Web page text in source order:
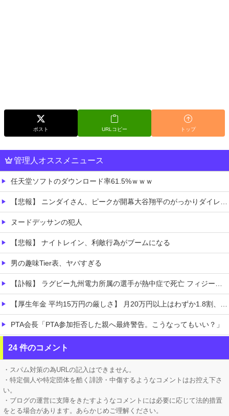
ポスト URLコピー トップ
管理人オススメニュース
任天堂ソフトのダウンロード率61.5%ｗｗｗ
【悲報】 ニンダイさん、ピークが開幕大谷翔平のがっかりダイレクトだったと言われてしまう
ヌードデッサンの犯人
【悲報】 ナイトレイン、利敵行為がブームになる
男の趣味Tier表、ヤバすぎる
【訃報】 ラグビー九州電力所属の選手が熱中症で死亡 フィジー出身の26歳
【厚生年金 平均15万円の厳しさ】 月20万円以上はわずか1.8割、高齢夫婦は毎月4.2万円の赤字に
PTA会長「PTA参加拒否した親へ最終警告。こうなってもいい？」
ホロライブ「大空スバル」スバルの小屋で気になる反応！みこち怖かった発言フォローすることなく聞き流す「水宮枢」ぺこーらについては親しみ込めて語る
【ホロライブ】 社員にビブー好きがいるに違いない（確信
24 件のコメント
・スパム対策の為URLの記入はできません。
・特定個人や特定団体を酷く誹謗・中傷するようなコメントはお控え下さ
い。
・ブログの運営に支障をきたすようなコメントには必要に応じて法的措置
をとる場合があります。あらかじめご理解ください。